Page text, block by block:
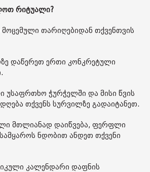
რიტუალი?
თარიღებიდან თქვენთვის
დაწერეთ ერთი კონკრეტული
უსაფრთხო ჭურჭელში და მისი წვის
თქვენს სურვილზე გადაიტანეთ.
მთლიანად დაიწვება, ფერფლი
ნდობით ანდეთ თქვენი
კალენდარი დაფნის